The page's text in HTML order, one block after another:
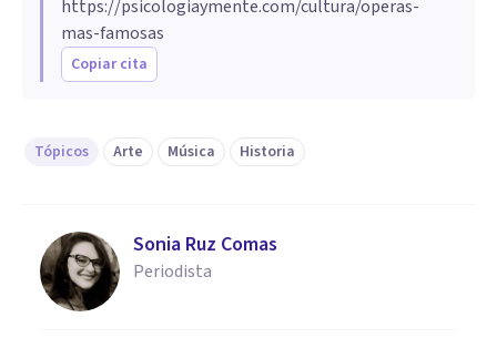
https://psicologiaymente.com/cultura/operas-
mas-famosas
Copiar cita
Tópicos Arte Música Historia
Sonia Ruz Comas
Periodista